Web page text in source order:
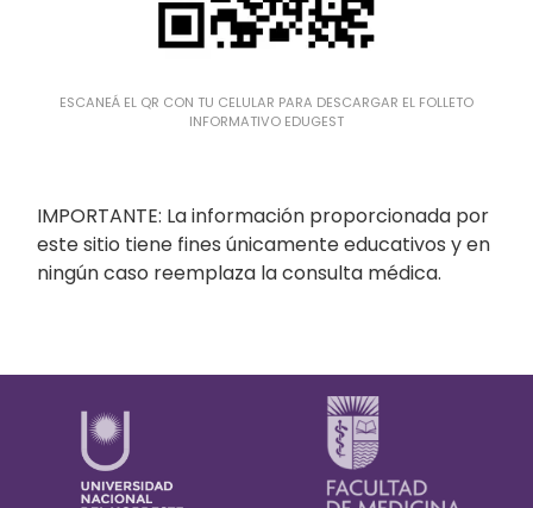
ESCANEÁ EL QR CON TU CELULAR PARA DESCARGAR EL FOLLETO
INFORMATIVO EDUGEST
IMPORTANTE: La información proporcionada por
este sitio tiene fines únicamente educativos y en
ningún caso reemplaza la consulta médica.